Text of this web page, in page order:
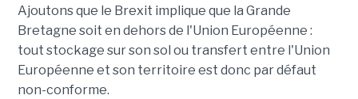
Ajoutons que le Brexit implique que la Grande
Bretagne soit en dehors de l'Union Européenne :
tout stockage sur son sol ou transfert entre l'Union
Européenne et son territoire est donc par défaut
non-conforme.